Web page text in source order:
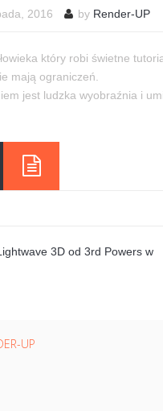
2016 by Render-UP
który robi świetne
mają ograniczeń.
jest ludzka wyobraźnia i
3D od 3rd Powers w
UP